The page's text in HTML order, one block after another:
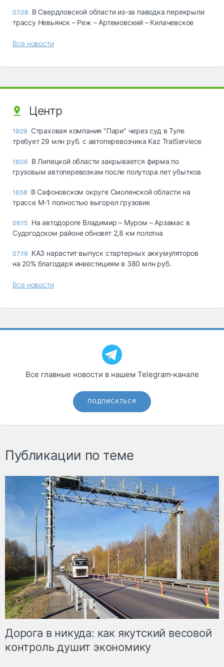
07.08 В Свердловской области из-за паводка перекрыли
трассу Невьянск – Реж – Артемовский – Килачевское
Все новости
Центр
19:29 Страховая компания "Пари" через суд в Туле
требует 29 млн руб. с автоперевозчика Kaz TralServiece
18:06 В Липецкой области закрывается фирма по
грузовым автоперевозкам после полутора лет убытков
16:58 В Сафоновском округе Смоленской области на
трассе М-1 полностью выгорел грузовик
08:15 На автодороге Владимир – Муром – Арзамас в
Судогодском районе обновят 2,8 км полотна
07:19 КАЗ нарастит выпуск стартерных аккумуляторов
на 20% благодаря инвестициям в 380 млн руб.
Все новости
Все главные новости в нашем Telegram‑канале
ПОДПИСАТЬСЯ
Публикации по теме
Дорога в никуда: как якутский весовой
контроль душит экономику